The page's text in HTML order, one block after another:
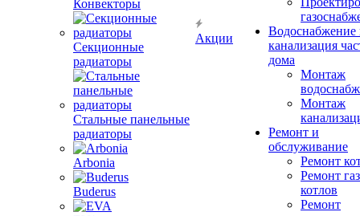
Конвекторы
Секционные
радиаторы
Стальные панельные
радиаторы
Arbonia
Buderus
Акции
Водоснабжение
канализация
дома
Монтаж
Монтаж
Ремонт и
обслуживание
Ремонт
Ремонт
котлов
Ремонт